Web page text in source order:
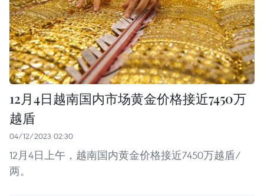
12月4日越南国内市场黄金价格接近7450万
越盾
04/12/2023 02:30
12月4日上午，越南国内黄金价格接近7450万越盾/
两。